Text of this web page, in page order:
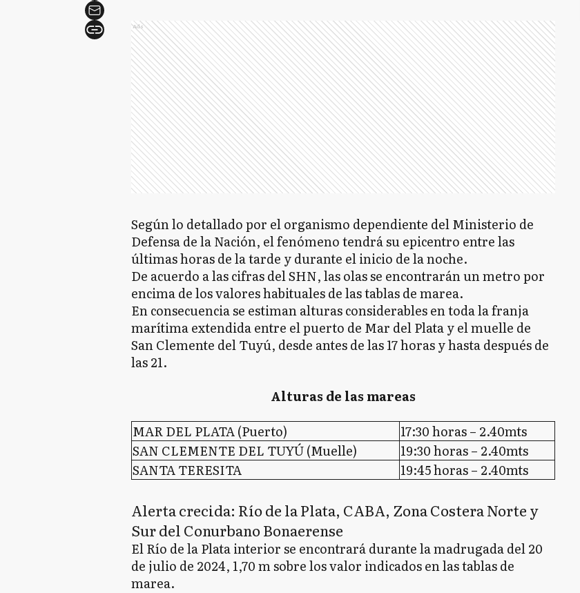
Ads
Según lo detallado por el organismo dependiente del Ministerio de
Defensa de la Nación, el fenómeno tendrá su epicentro entre las
últimas horas de la tarde y durante el inicio de la noche.
De acuerdo a las cifras del SHN, las olas se encontrarán un metro por
encima de los valores habituales de las tablas de marea.
En consecuencia se estiman alturas considerables en toda la franja
marítima extendida entre el puerto de Mar del Plata y el muelle de
San Clemente del Tuyú, desde antes de las 17 horas y hasta después de
las 21.
Alturas de las mareas
MAR DEL PLATA (Puerto)
17:30 horas – 2.40mts
SAN CLEMENTE DEL TUYÚ (Muelle)
19:30 horas – 2.40mts
SANTA TERESITA
19:45 horas – 2.40mts
Alerta crecida: Río de la Plata, CABA, Zona Costera Norte y
Sur del Conurbano Bonaerense
El Río de la Plata interior se encontrará durante la madrugada del 20
de julio de 2024, 1,70 m sobre los valor indicados en las tablas de
marea.